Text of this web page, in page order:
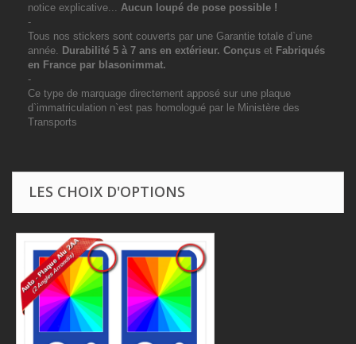
notice explicative... Aucun loupé de pose possible !
-
Tous nos stickers sont couverts par une Garantie totale d`une
année. Durabilité 5 à 7 ans en extérieur. Conçus et Fabriqués
en France par blasonimmat.
-
Ce type de marquage directement apposé sur une plaque
d`immatriculation n`est pas homologué par le Ministère des
Transports
LES CHOIX D'OPTIONS